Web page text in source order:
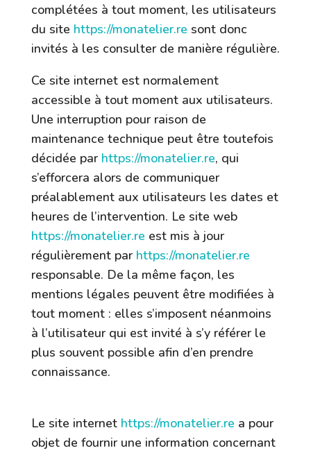
complétées à tout moment, les utilisateurs
du site https://monatelier.re sont donc
invités à les consulter de manière régulière.
Ce site internet est normalement
accessible à tout moment aux utilisateurs.
Une interruption pour raison de
maintenance technique peut être toutefois
décidée par https://monatelier.re, qui
s’efforcera alors de communiquer
préalablement aux utilisateurs les dates et
heures de l’intervention. Le site web
https://monatelier.re est mis à jour
régulièrement par https://monatelier.re
responsable. De la même façon, les
mentions légales peuvent être modifiées à
tout moment : elles s’imposent néanmoins
à l’utilisateur qui est invité à s’y référer le
plus souvent possible afin d’en prendre
connaissance.
Le site internet https://monatelier.re a pour
objet de fournir une information concernant